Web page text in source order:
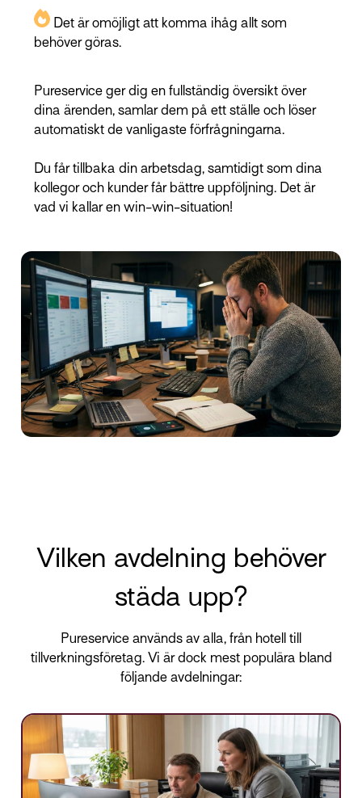
Det är omöjligt att komma ihåg allt som
behöver göras.
Pureservice ger dig en fullständig översikt över
dina ärenden, samlar dem på ett ställe och löser
automatiskt de vanligaste förfrågningarna.
Du får tillbaka din arbetsdag, samtidigt som dina
kollegor och kunder får bättre uppföljning. Det är
vad vi kallar en win-win-situation!
Vilken avdelning behöver
städa upp?
Pureservice används av alla, från hotell till
tillverkningsföretag. Vi är dock mest populära bland
följande avdelningar: